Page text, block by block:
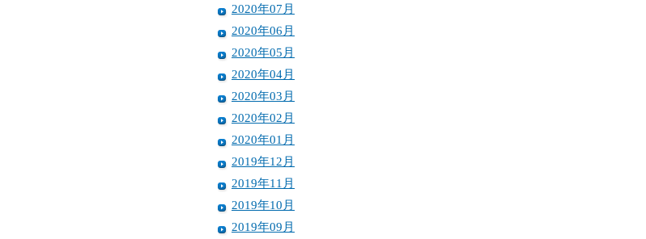
2020年07月
2020年06月
2020年05月
2020年04月
2020年03月
2020年02月
2020年01月
2019年12月
2019年11月
2019年10月
2019年09月